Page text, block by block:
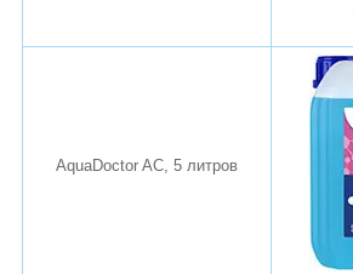
AquaDoctor AC, 5 литров